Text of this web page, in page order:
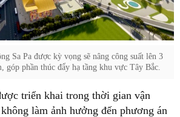
Sa Pa được kỳ vọng sẽ nâng công suất lên 3
góp phần thúc đẩy hạ tầng khu vực Tây Bắc.
triển khai trong thời gian vận
làm ảnh hưởng đến phương án